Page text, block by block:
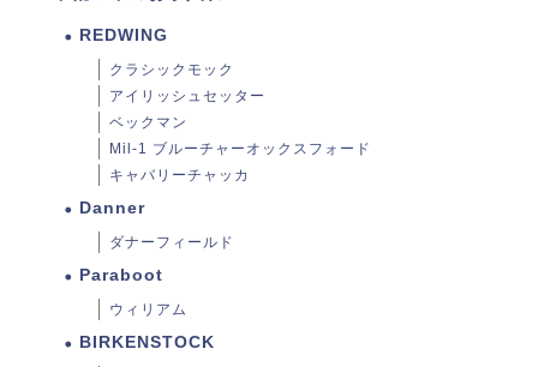
REDWING
クラシックモック
アイリッシュセッター
ベックマン
Mil-1 ブルーチャーオックスフォード
キャバリーチャッカ
Danner
ダナーフィールド
Paraboot
ウィリアム
BIRKENSTOCK